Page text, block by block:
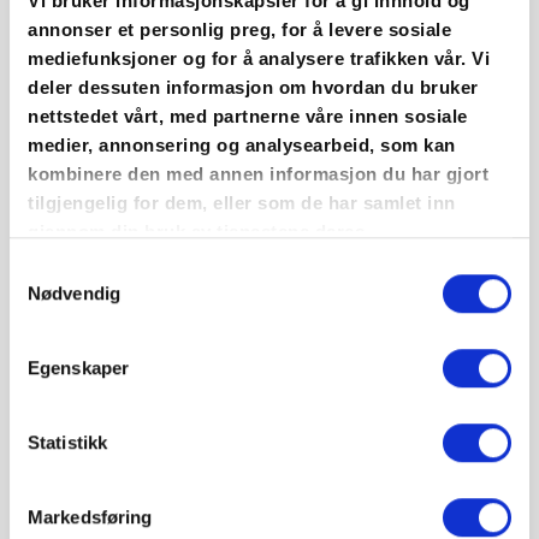
annonser et personlig preg, for å levere sosiale
mediefunksjoner og for å analysere trafikken vår. Vi
deler dessuten informasjon om hvordan du bruker
nettstedet vårt, med partnerne våre innen sosiale
medier, annonsering og analysearbeid, som kan
kombinere den med annen informasjon du har gjort
tilgjengelig for dem, eller som de har samlet inn
Nødvendig
Egenskaper
Statistikk
Markedsføring
En rekke entrepriseaktører sender generelle varsler
til sine avtaleparter for å etablere grunnlag for
dialog. Vi foreslår at MLFs medlemmer vurderer å
sende slike varsler, og har laget forslag til tekst:
«VARSEL SOM FØLGE AV KRIGSUTBRUDDET I
Det vises til krigsutbruddet i Ukraina og
påvirkningen dette har på energipriser, byggevarer,
kontraktsforhold.
Situasjonen er uavklart og på nåværende tidspunkt
innvirkning krigsutbruddet eventuelt har og kan få